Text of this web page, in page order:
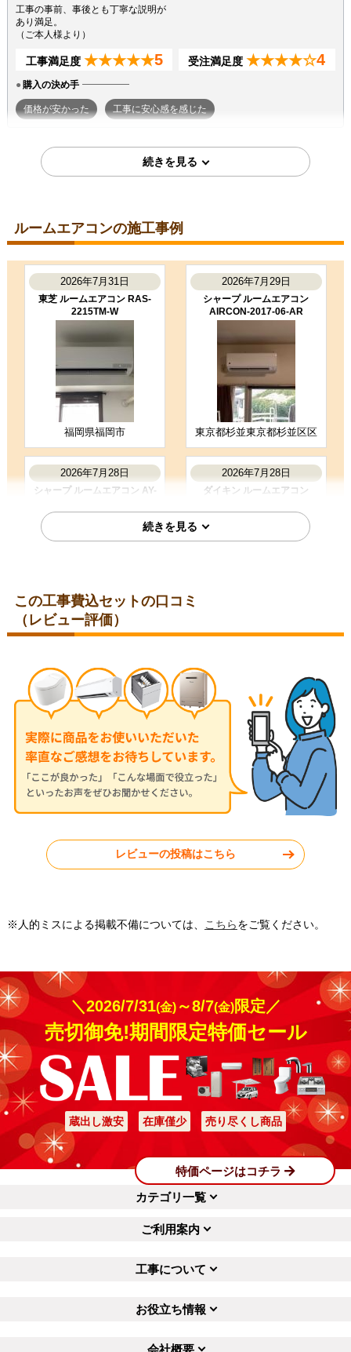
工事の事前、事後とも丁寧な説明が
あり満足。
（ご本人様より）
工事満足度 ★★★★★5 受注満足度 ★★★★☆4
購入の決め手
価格が安かった 工事に安心感を感じた
2026年7月7日
コメント
段取りも良く、エアコン取付後のチ
ても良かったです。ありがとうござ
いました。
（ご本人様より）
工事満足度 ★★★★★ 受注満足度 ★★★☆☆
商品選定がしやすかった
工事に安心感を感じた
ルームエアコンの施工事例
2026年7月31日
東芝 ルームエアコン RAS-
2215TM-W
福岡県福岡市
2026年7月29日
シャープ ルームエアコン
AIRCON-2017-06-AR
東京都杉並東京都杉並区区
2026年7月28日
シャープ ルームエアコン AY-
埼玉県比企郡
2026年7月28日
ダイキン ルームエアコン
コロナ ルームエアコン RC-
V2826R-W
神奈川県秦野市
三菱 ルームエアコン MSZ-
JXV2526-W
東京都小平市
工事実績をもっと見る
この工事費込セットの口コミ
（レビュー評価）
レビューの投稿はこちら
※人的ミスによる掲載不備については、 こちらをご覧ください。
＼2026/7/31(金)～8/7(金)限定／
売切御免!期間限定特価セール
蔵出し激安 在庫僅少 売り尽くし商品
特価ページはコチラ
カテゴリ一覧
ご利用案内
工事について
お役立ち情報